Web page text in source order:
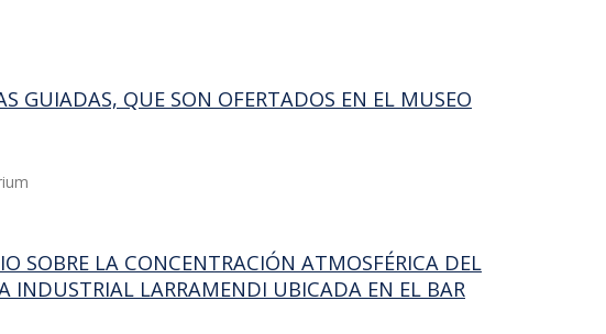
GUIADAS, QUE SON OFERTADOS EN EL MUSEO
SOBRE LA CONCENTRACIÓN ATMOSFÉRICA DEL
INDUSTRIAL LARRAMENDI UBICADA EN EL BAR